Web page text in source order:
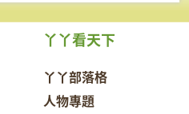
丫丫看天下
丫丫部落格
人物專題